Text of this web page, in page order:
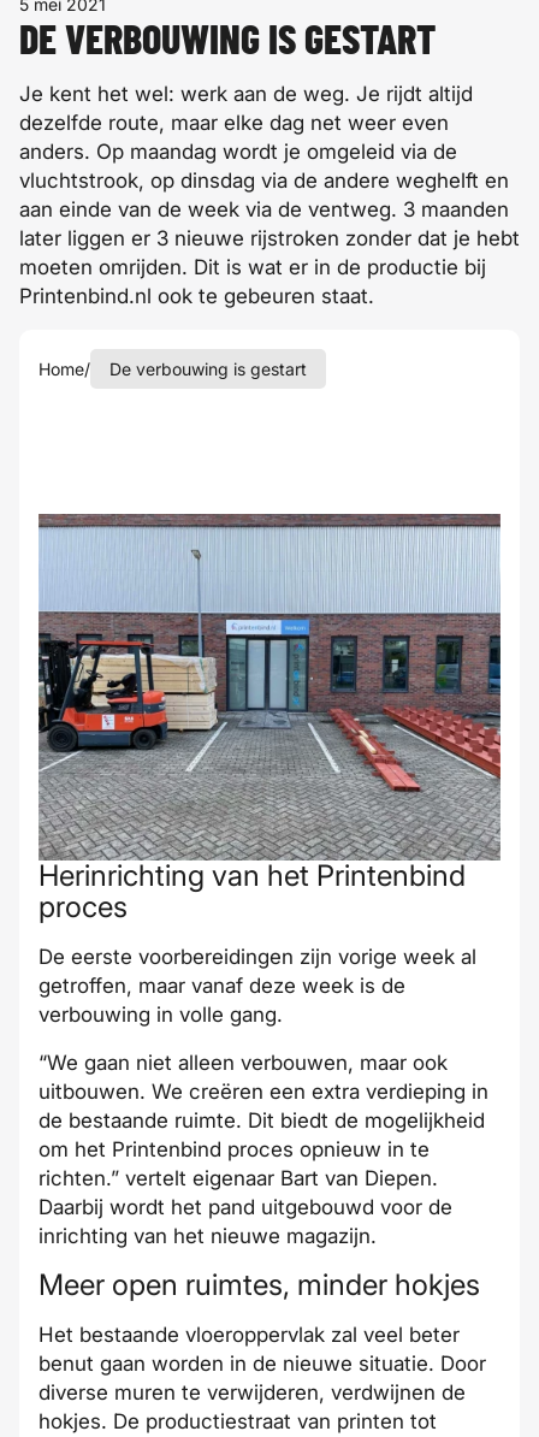
5 mei 2021
DE VERBOUWING IS GESTART
Je kent het wel: werk aan de weg. Je rijdt altijd
dezelfde route, maar elke dag net weer even
anders. Op maandag wordt je omgeleid via de
vluchtstrook, op dinsdag via de andere weghelft en
aan einde van de week via de ventweg. 3 maanden
later liggen er 3 nieuwe rijstroken zonder dat je hebt
moeten omrijden. Dit is wat er in de productie bij
Printenbind.nl ook te gebeuren staat.
Home/ De verbouwing is gestart
Herinrichting van het Printenbind
proces
De eerste voorbereidingen zijn vorige week al
getroffen, maar vanaf deze week is de
verbouwing in volle gang.
“We gaan niet alleen verbouwen, maar ook
uitbouwen. We creëren een extra verdieping in
de bestaande ruimte. Dit biedt de mogelijkheid
om het Printenbind proces opnieuw in te
richten.” vertelt eigenaar Bart van Diepen.
Daarbij wordt het pand uitgebouwd voor de
inrichting van het nieuwe magazijn.
Meer open ruimtes, minder hokjes
Het bestaande vloeroppervlak zal veel beter
benut gaan worden in de nieuwe situatie. Door
diverse muren te verwijderen, verdwijnen de
hokjes. De productiestraat van printen tot